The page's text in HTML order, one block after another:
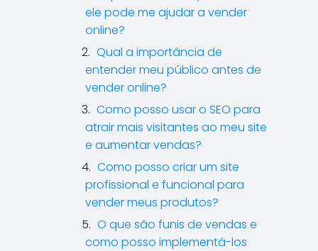
ele pode me ajudar a vender
online?
Qual a importância de
entender meu público antes de
vender online?
Como posso usar o SEO para
atrair mais visitantes ao meu site
e aumentar vendas?
Como posso criar um site
profissional e funcional para
vender meus produtos?
O que são funis de vendas e
como posso implementá-los